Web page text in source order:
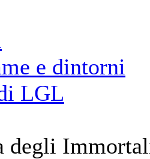
e dintorni
LGL
degli